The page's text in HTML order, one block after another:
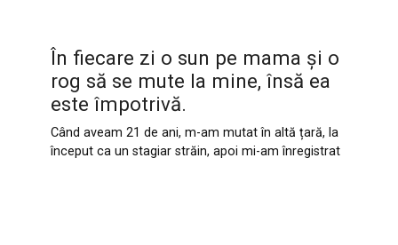
În fiecare zi o sun pe mama și o
rog să se mute la mine, însă ea
este împotrivă.
Când aveam 21 de ani, m-am mutat în altă țară, la
început ca un stagiar străin, apoi mi-am înregistrat